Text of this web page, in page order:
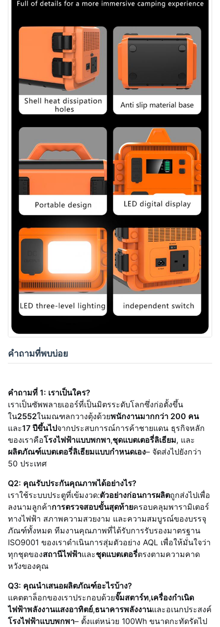
คำถามที่พบบ่อย
คำถามที่ 1: เราเป็นใคร?
เราเป็นซัพพลายเออร์ที่เป็นมิตรระดับโลกซึ่งก่อตั้งขึ้น
ใน2552ในมณฑลกวางตุ้งด้วยพนักงานมากกว่า 200 คน
และ17 ปีขึ้นไปจากประสบการณ์การค้าชายแดน ธุรกิจหลัก
ของเราคือโรงไฟฟ้าแบบพกพา,ชุดแบตเตอรี่ลิเธียม, และ
ผลิตภัณฑ์แบตเตอรี่ลิเธียมแบบกำหนดเอง– จัดส่งไปยังกว่า
50 ประเทศ
Q2: คุณรับประกันคุณภาพได้อย่างไร?
เราใช้ระบบประตูที่เข้มงวด:ตัวอย่างก่อนการผลิตถูกส่งไปเพื่อ
ลงนามลูกค้าการตรวจสอบขั้นสุดท้ายครอบคลุมพารามิเตอร์
ทางไฟฟ้า สภาพความสวยงาม และความสมบูรณ์ของบรรจุ
ภัณฑ์ทั้งหมด ทีมงานคุณภาพที่ได้รับการรับรองมาตรฐาน
ISO9001 ของเราดำเนินการสุ่มตัวอย่าง AQL เพื่อให้มั่นใจว่า
ทุกชุดของสถานีไฟฟ้าและชุดแบตเตอรี่ตรงตามความคาด
หวังของคุณ
Q3: คุณนำเสนอผลิตภัณฑ์อะไรบ้าง?
แคตตาล็อกของเราประกอบด้วยจั๊มสตาร์ท,เครื่องกำเนิด
ไฟฟ้าพลังงานแสงอาทิตย์,ธนาคารพลังงานและอเนกประสงค์
โรงไฟฟ้าแบบพกพา– ตั้งแต่หน่วย 100Wh ขนาดกะทัดรัดไป